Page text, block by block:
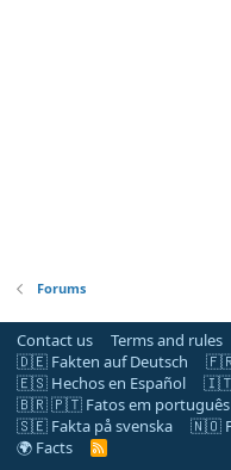
Forums
Contact us Terms and rules
🇩🇪 Fakten auf Deutsch
🇫🇷
🇪🇸 Hechos en Español
🇮🇹
🇧🇷 🇵🇹 Fatos em português
🇸🇪 Fakta på svenska
🇳🇴
🌍 Facts
R